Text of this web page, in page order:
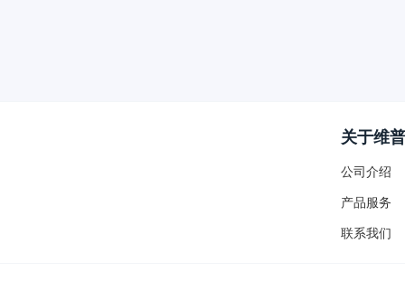
关于维普
公司介绍
产品服务
联系我们